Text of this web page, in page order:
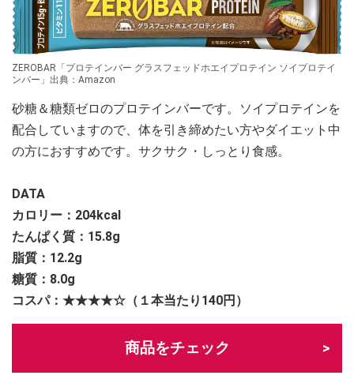
ZEROBAR「プロテインバー グラスフェッドホエイプロテイン ソイプロテイ
ンバー」出典：Amazon
砂糖＆糖類ゼロのプロテインバーです。ソイプロテインを
配合していますので、体を引き締めたい方やダイエット中
の方におすすめです。サクサク・しっとり食感。
DATA
カロリー： 204kcal
たんぱく質：15.8g
脂質：12.2g
糖質：8.0g
コスパ：★★★★☆（１本当たり140円）
商品をチェック